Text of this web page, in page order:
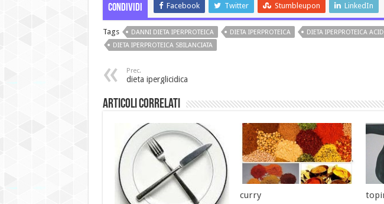
Condividi Facebook Twitter Stumbleupon LinkedIn
Tags DANNI DIETA IPERPROTEICA DIETA IPERPROTEICA
DIETA IPERPROTEICA
DIETA IPERPROTEICA SBILANCIATA
Prec.
dieta iperglicidica
Articoli Correlati
curry